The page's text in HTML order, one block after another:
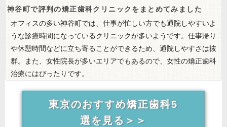
神谷町で評判の矯正歯科クリニックをまとめてみました
オフィスの多い神谷町では、仕事が忙しい方でも通院しやすいよ
うな診療時間になっているクリニックが多いようです。仕事帰り
や休憩時間などに立ち寄ることができるため、通院しやすさは抜
群。また、女性院長が多いエリアでもあるので、女性の矯正歯科
治療にはぴったりです。
東京のおすすめ矯正歯科5
選を見る＞＞